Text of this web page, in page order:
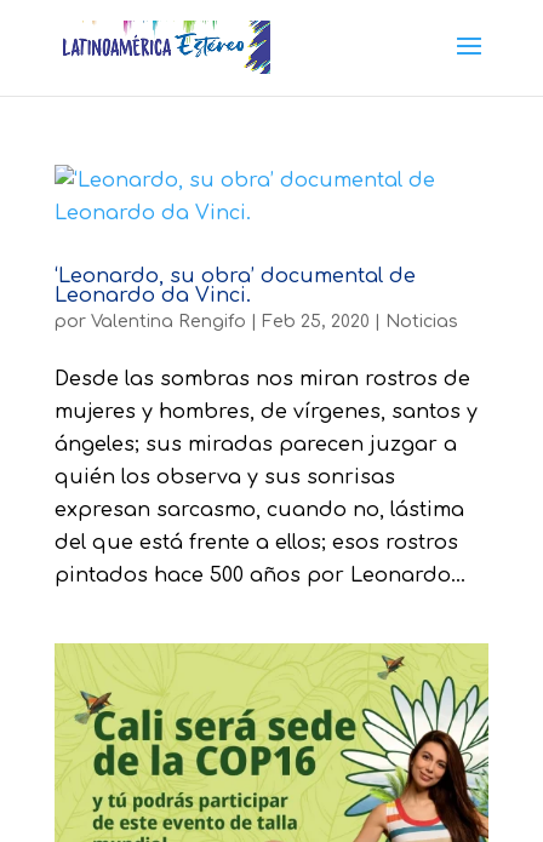
‘Leonardo, su obra’ documental de
Leonardo da Vinci.
por Valentina Rengifo Feb 25, 2020 Noticias
Desde las sombras nos miran rostros de
mujeres y hombres, de vírgenes, santos y
ángeles; sus miradas parecen juzgar a
quién los observa y sus sonrisas
expresan sarcasmo, cuando no, lástima
del que está frente a ellos; esos rostros
pintados hace 500 años por Leonardo...